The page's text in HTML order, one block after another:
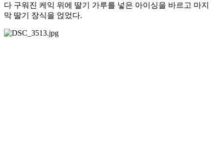
다 구워진 케익 위에 딸기 가루를 넣은 아이싱을 바르고 마지
막 딸기 장식을 얹었다.